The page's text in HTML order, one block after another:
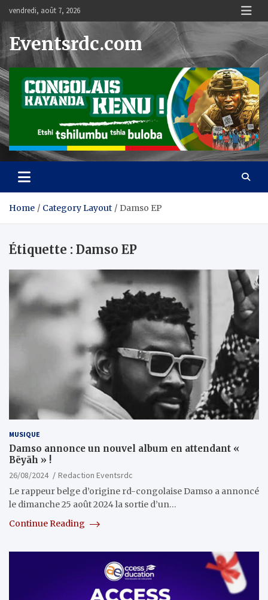
content
vendredi, août 7, 2026
Eventsrdc.com
Home Category Layout Damso EP
Étiquette : Damso EP
MUSIQUE
Damso annonce un nouvel album en attendant «
Bēyāh » !
26/08/2024
Redaction Eventsrdc
Le rappeur belge d’origine rd-congolaise Damso a annoncé
le dimanche 25 août 2024 la sortie d’un…
Continue Reading